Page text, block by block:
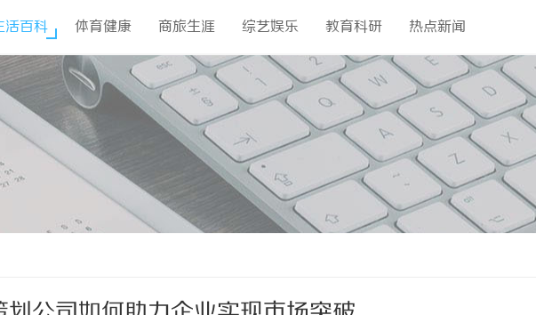
活百科 体育健康 商旅生涯 综艺娱乐 教育科研 热点新闻